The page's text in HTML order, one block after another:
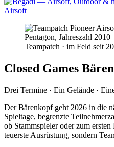
Teampatch · im Feld seit
Closed Games
Drei Termine · Ein Gelände ·
Der Bärenkopf geht 2026 in die
Spieltage, begrenzte
ob Stammspieler oder zum
teuerste Ausrüstung, sondern